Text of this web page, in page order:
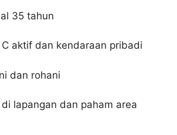
35 tahun
C aktif dan kendaraan pribadi
dan rohani
lapangan dan paham area